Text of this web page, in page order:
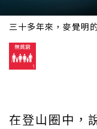
三十多年來，麥覺明
在登山圈中，